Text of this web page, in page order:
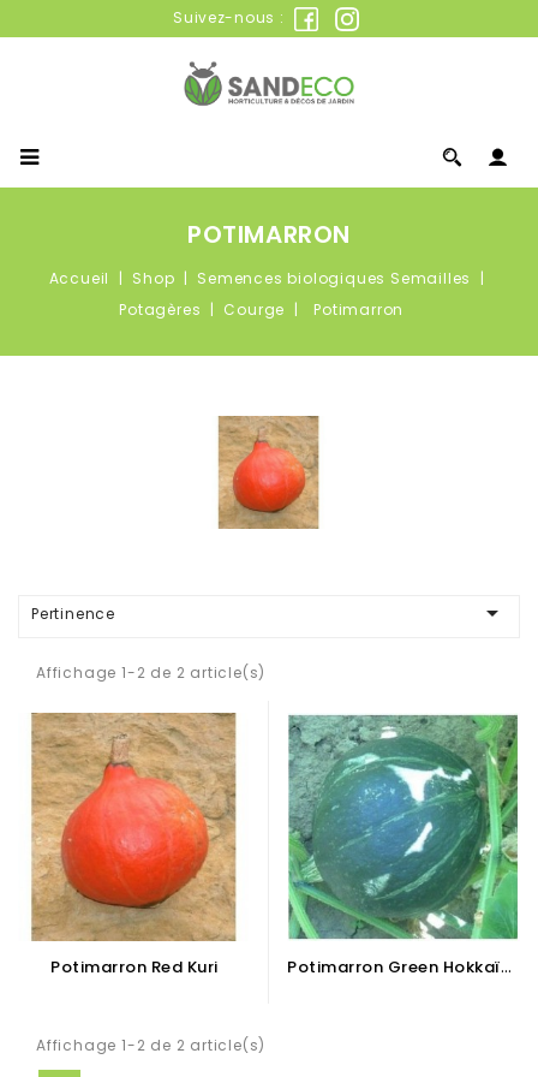
Suivez-nous :
POTIMARRON
Accueil Shop
Semences biologiques Semailles
Potagères
Courge Potimarron
Pertinence 
Affichage 1-2 de 2 article(s)
Potimarron Red Kuri P
Otimarron Green Hokkaïdo
Affichage 1-2 de 2 article(s)